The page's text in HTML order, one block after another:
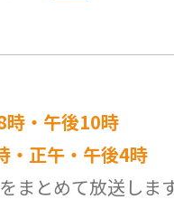
時・午後10時
・正午・午後4時
まとめて放送します